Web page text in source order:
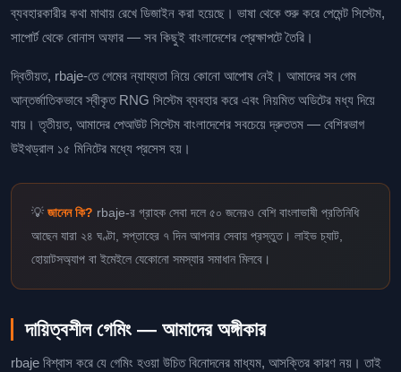
ব্যবহারকারীর কথা মাথায় রেখে ডিজাইন করা হয়েছে। ভাষা থেকে শুরু করে পেমেন্ট সিস্টেম,
সাপোর্ট থেকে বোনাস অফার — সব কিছুই বাংলাদেশের প্রেক্ষাপটে তৈরি।
দ্বিতীয়ত, rbaje-তে গেমের ন্যায্যতা নিয়ে কোনো আপোষ নেই। আমাদের সব গেম
আন্তর্জাতিকভাবে স্বীকৃত RNG সিস্টেম ব্যবহার করে এবং নিয়মিত অডিটের মধ্য দিয়ে
যায়। তৃতীয়ত, আমাদের পেআউট সিস্টেম বাংলাদেশের সবচেয়ে দ্রুততম — বেশিরভাগ
উইথড্রাল ১৫ মিনিটের মধ্যে প্রসেস হয়।
💡জানেন কি? rbaje-র গ্রাহক সেবা দলে ৫০ জনেরও বেশি বাংলাভাষী প্রতিনিধি
আছেন যারা ২৪ ঘণ্টা, সপ্তাহের ৭ দিন আপনার সেবায় প্রস্তুত। লাইভ চ্যাট,
হোয়াটসঅ্যাপ বা ইমেইলে যেকোনো সমস্যার সমাধান মিলবে।
দায়িত্বশীল গেমিং — আমাদের অঙ্গীকার
rbaje বিশ্বাস করে যে গেমিং হওয়া উচিত বিনোদনের মাধ্যম, আসক্তির কারণ নয়। তাই